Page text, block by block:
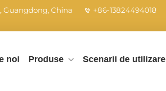
Guangdong, China
+86-13824494018
noi Produse Scenarii de utilizare